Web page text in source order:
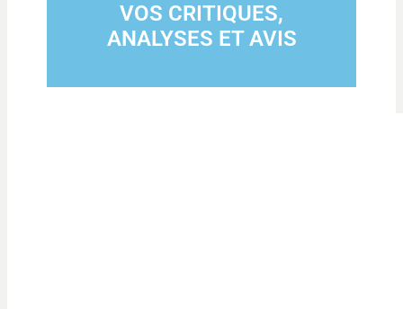
VOS CRITIQUES,
ANALYSES ET AVIS